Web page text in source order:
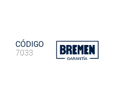
CÓDIGO
7033